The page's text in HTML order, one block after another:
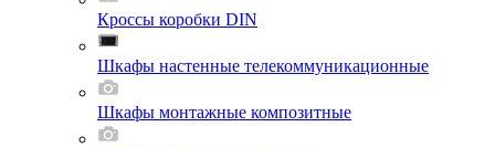
Кроссы коробки DIN
Шкафы настенные телекоммуникационные
Шкафы монтажные композитные